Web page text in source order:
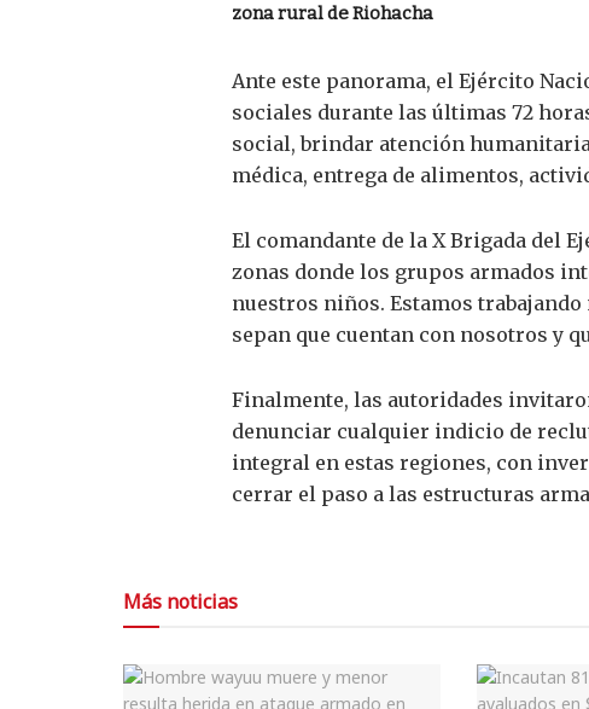
zona rural de Riohacha
Ante este panorama, el Ejército
sociales durante las últimas 72
social, brindar atención
médica, entrega de alimentos,
El comandante de la X Brigada del
zonas donde los grupos armados
nuestros niños. Estamos
sepan que cuentan con nosotros y
Finalmente, las autoridades
denunciar cualquier indicio de
integral en estas regiones, con
cerrar el paso a las estructuras
Más noticias